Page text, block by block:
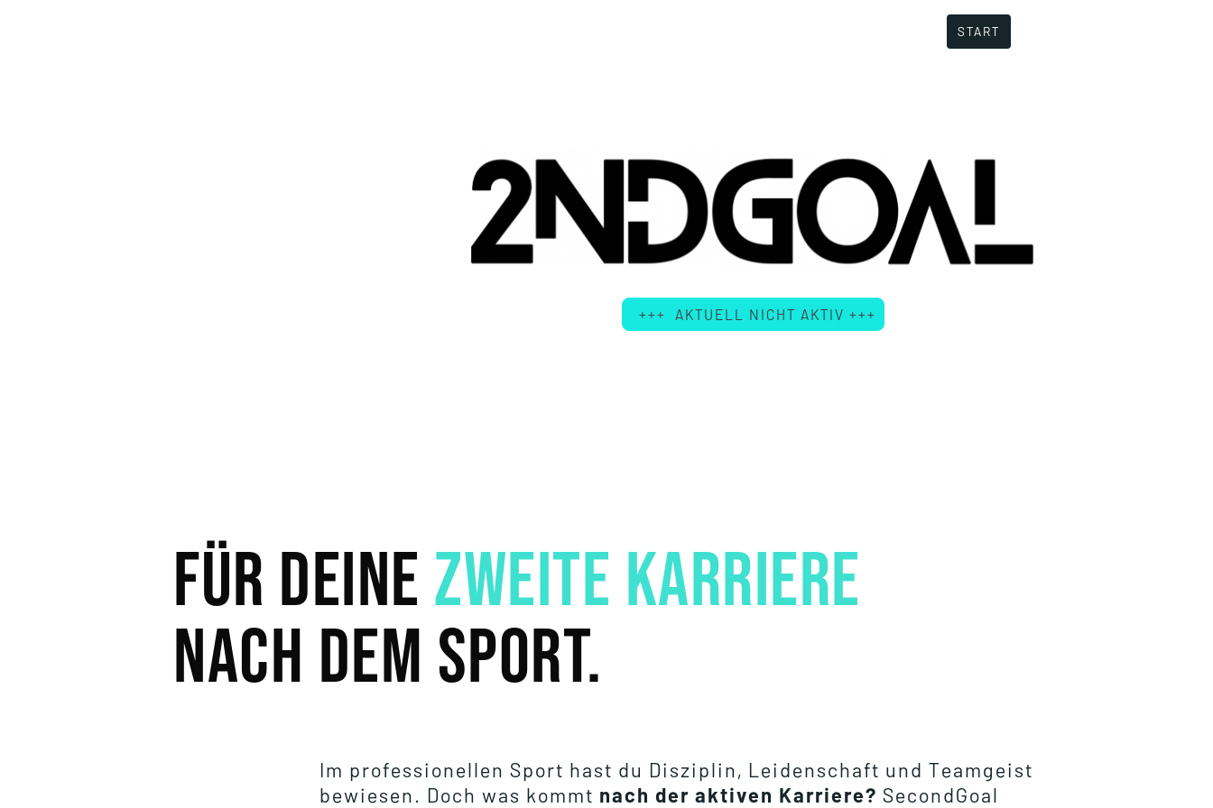
START
+++ AKTUELL NICHT AKTIV +++
Für dEINEzweite Karriere
nach dem Sport.
Im professionellen Sport hast du Disziplin, Leidenschaft und Teamgeist
bewiesen. Doch was kommt nach der aktiven Karriere? SecondGoal